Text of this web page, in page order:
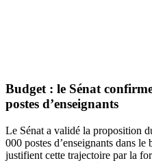
Budget : le Sénat
postes d’enseignants
Le Sénat a validé la proposition
000 postes d’enseignants dans
justifient cette trajectoire par la